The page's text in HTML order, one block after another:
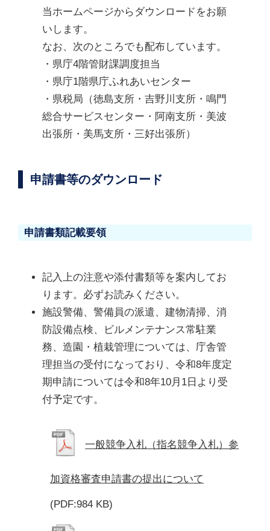
当ホームページからダウンロードをお願
いします。
なお、次のところでも配布しています。
・県庁4階管財課調度担当
・県庁1階県庁ふれあいセンター
・県税局（徳島支所・吉野川支所・鳴門
総合サービスセンター・阿南支所・美波
出張所・美馬支所・三好出張所）
申請書等のダウンロード
申請書類記載要領
記入上の注意や添付書類等を案内してお
ります。必ずお読みください。
施設警備、警備員の派遣、建物清掃、消
防設備点検、ビルメンテナンス常駐業
務、造園・植栽管理については、庁舎管
理担当の受付になっており、令和8年度定
期申請については令和8年10月1日より受
付予定です。
一般競争入札（指名競争入札）参
加資格審査申請書の提出について
(PDF:984 KB)